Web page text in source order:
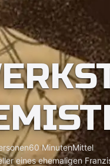
60 MinutenMittel
eines ehemaligen